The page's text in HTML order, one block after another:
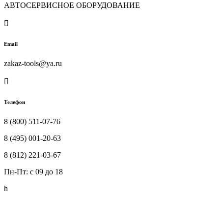
АВТОСЕРВИСНОЕ ОБОРУДОВАНИЕ

Email
zakaz-tools@ya.ru

Телефон
8 (800) 511-07-76
8 (495) 001-20-63
8 (812) 221-03-67
Пн-Пт: c 09 до 18
h